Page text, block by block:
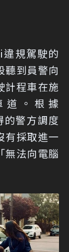
規駕駛的
聽到員警向
計程車在施
道。根據
警方調度
有採取進一
無法向電腦